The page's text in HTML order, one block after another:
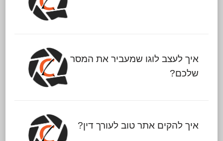
איך לעצב לוגו שמעביר את המסר
שלכם?
איך להקים אתר טוב לעורך דין?